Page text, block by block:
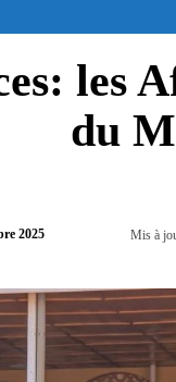
les
du
2025 Mis à